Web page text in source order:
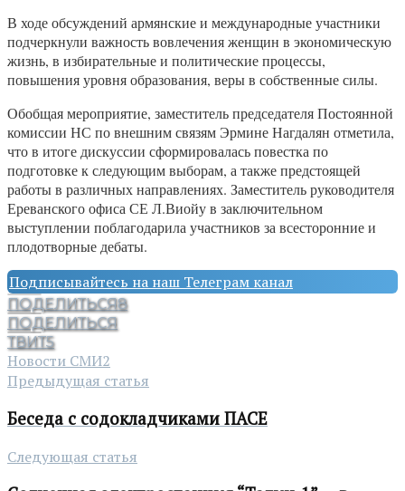
В ходе обсуждений армянские и международные участники
подчеркнули важность вовлечения женщин в экономическую
жизнь, в избирательные и политические процессы,
повышения уровня образования, веры в собственные силы.
Обобщая мероприятие, заместитель председателя Постоянной
комиссии НС по внешним связям Эрмине Нагдалян отметила,
что в итоге дискуссии сформировалась повестка по
подготовке к следующим выборам, а также предстоящей
работы в различных направлениях. Заместитель руководителя
Ереванского офиса СЕ Л.Виойу в заключительном
выступлении поблагодарила участников за всесторонние и
плодотворные дебаты.
Подписывайтесь на наш Телеграм канал
ПОДЕЛИТЬСЯ8
ПОДЕЛИТЬСЯ
ТВИТ5
Новости СМИ2
Предыдущая статья
Беседа с содокладчиками ПАСЕ
Следующая статья